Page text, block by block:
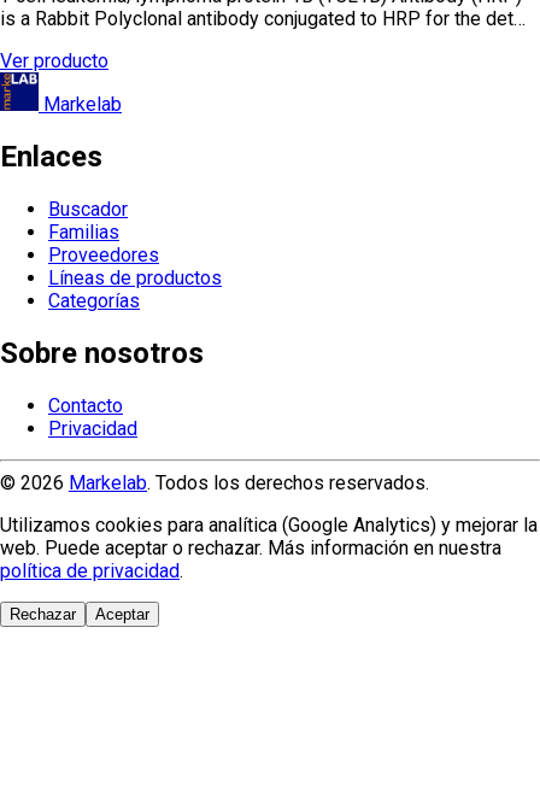
is a Rabbit Polyclonal antibody conjugated to HRP for the det…
Ver producto
Markelab
Enlaces
Buscador
Familias
Proveedores
Líneas de productos
Categorías
Sobre nosotros
Contacto
Privacidad
© 2026 Markelab. Todos los derechos reservados.
Utilizamos cookies para analítica (Google Analytics) y mejorar la
web. Puede aceptar o rechazar. Más información en nuestra
política de privacidad.
Rechazar Aceptar